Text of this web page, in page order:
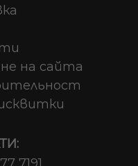
на сайта